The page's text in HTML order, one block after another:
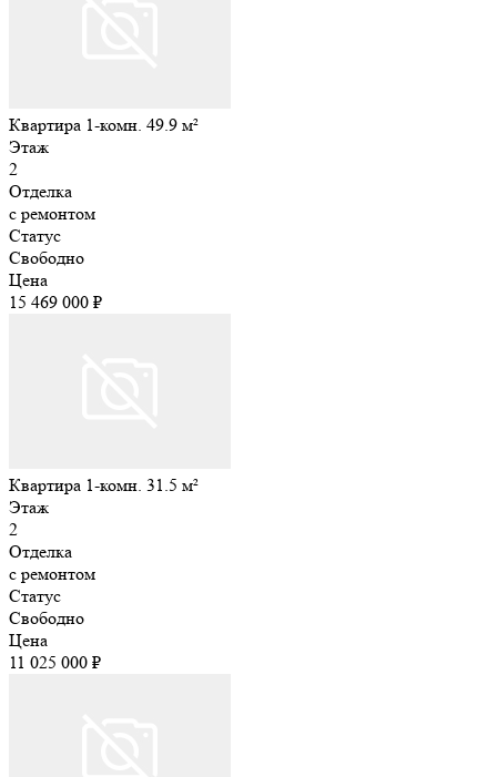
Квартира 1-комн. 49.9 м²
Этаж
2
Отделка
с ремонтом
Статус
Свободно
Цена
15 469 000 ₽
Квартира 1-комн. 31.5 м²
Этаж
2
Отделка
с ремонтом
Статус
Свободно
Цена
11 025 000 ₽